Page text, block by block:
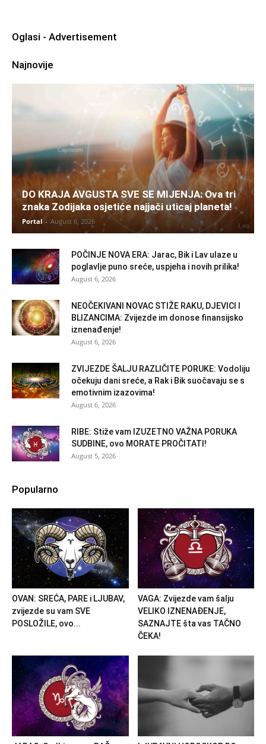
Oglasi - Advertisement
Najnovije
DO KRAJA AVGUSTA SVE SE MIJENJA: Ova tri
znaka Zodijaka osjetiće najjači uticaj planeta!
Portal - August 6, 2026
POČINJE NOVA ERA: Jarac, Bik i Lav ulaze u
poglavlje puno sreće, uspjeha i novih prilika!
August 6, 2026
NEOČEKIVANI NOVAC STIŽE RAKU, DJEVICI I
BLIZANCIMA: Zvijezde im donose finansijsko
iznenađenje!
August 6, 2026
ZVIJEZDE ŠALJU RAZLIČITE PORUKE: Vodoliju
očekuju dani sreće, a Rak i Bik suočavaju se s
emotivnim izazovima!
August 6, 2026
RIBE: Stiže vam IZUZETNO VAŽNA PORUKA
SUDBINE, ovo MORATE PROČITATI!
August 5, 2026
Popularno
OVAN: SREĆA, PARE i LJUBAV,
zvijezde su vam SVE
POSLOŽILE, ovo...
VAGA: Zvijezde vam šalju
VELIKO IZNENAĐENJE,
SAZNAJTE šta vas TAČNO
ČEKA!